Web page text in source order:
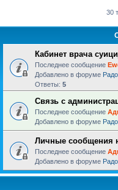
30
Кабинет врача
Последнее сообщение
Добавлено в форуме
Ответы: 5
Связь с
Последнее сообщение
Добавлено в форуме
Личные сообщения
Последнее сообщение
Добавлено в форуме